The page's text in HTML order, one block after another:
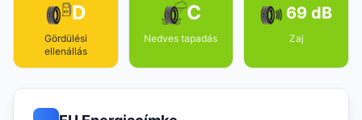
D
Gördülési
ellenállás
C
Nedves tapadás
69 dB
Zaj